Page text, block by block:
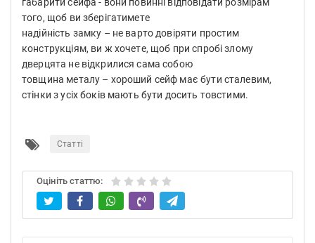
того, щоб ви зберігатимете
надійність замку – не варто довіряти простим
конструкціям, ви ж хочете, щоб при спробі злому
дверцята не відкрилися сама собою
товщина металу – хороший сейф має бути сталевим,
стінки з усіх боків мають бути досить товстими.
Статті
Оцініть статтю: